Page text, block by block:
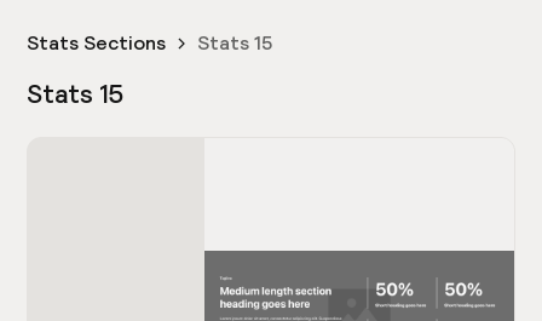
Stats Sections Stats 15
Stats 15